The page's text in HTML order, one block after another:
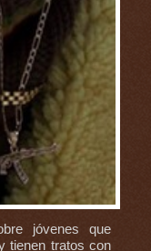
jóvenes que
tienen tratos con